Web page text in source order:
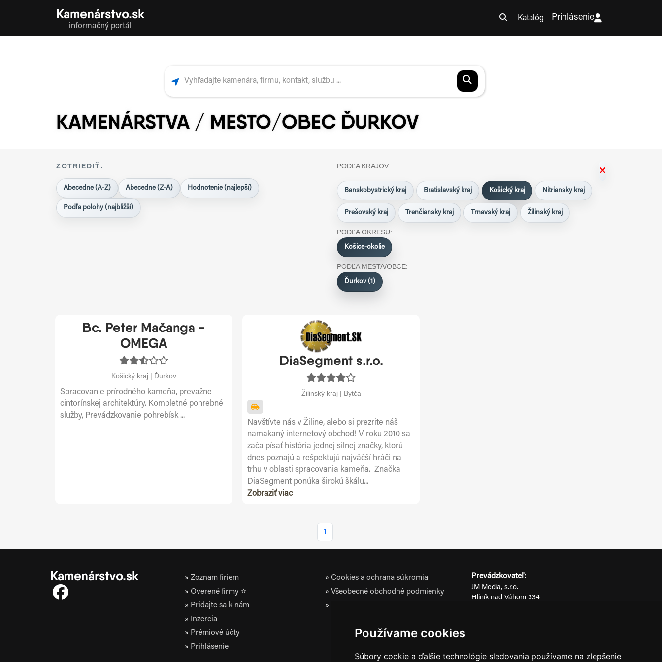
Používame cookies
Súbory cookie a ďalšie technológie sledovania používame na zlepšenie
Kamenárstvo.sk
informačný portál
Katalóg Prihlásenie
KAMENÁRSTVA / MESTO/OBEC ĎURKOV
ZOTRIEDIŤ:
Abecedne (A-Z) Abecedne (Z-A) Hodnotenie (najlepší)
Podľa polohy (najbližší)
PODĽA KRAJOV:
Banskobystrický kraj Bratislavský kraj Košický kraj Nitriansky kraj
Prešovský kraj Trenčiansky kraj Trnavský kraj Žilinský kraj
PODĽA OKRESU:
Košice-okolie
PODĽA MESTA/OBCE:
Ďurkov (1)
Bc. Peter Mačanga -
OMEGA
Košický kraj | Ďurkov
Spracovanie prírodného kameňa, prevažne
cintorínskej architektúry. Kompletné pohrebné
služby, Prevádzkovanie pohrebísk ...
DiaSegment s.r.o.
Žilinský kraj | Bytča
Navštívte nás v Žiline, alebo si prezrite náš
namakaný internetový obchod! V roku 2010 sa
zača písať história jednej silnej značky, ktorú
dnes poznajú a rešpektujú najväčší hráči na
trhu v oblasti spracovania kameňa. Značka
DiaSegment ponúka širokú škálu...
Zobraziť viac
1
Kamenárstvo.sk
Zoznam firiem
Overené firmy ⭐
Pridajte sa k nám
Inzercia
Prémiové účty
Prihlásenie
Cookies a ochrana súkromia
Všeobecné obchodné podmienky
Prevádzkovateľ:
JM Media, s.r.o.
Hliník nad Váhom 334